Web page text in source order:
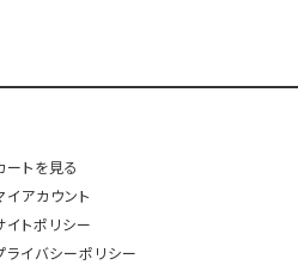
ートを見る
イアカウント
イトポリシー
ライバシーポリシー